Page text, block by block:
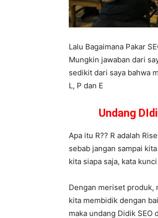
Lalu Bagaimana Pakar
Mungkin jawaban dari
sedikit dari saya bahwa
L, P dan E
Undang
Apa itu R?? R adalah
sebab jangan sampai
kita siapa saja, kata
Dengan meriset produk,
kita membidik dengan
maka undang Didik